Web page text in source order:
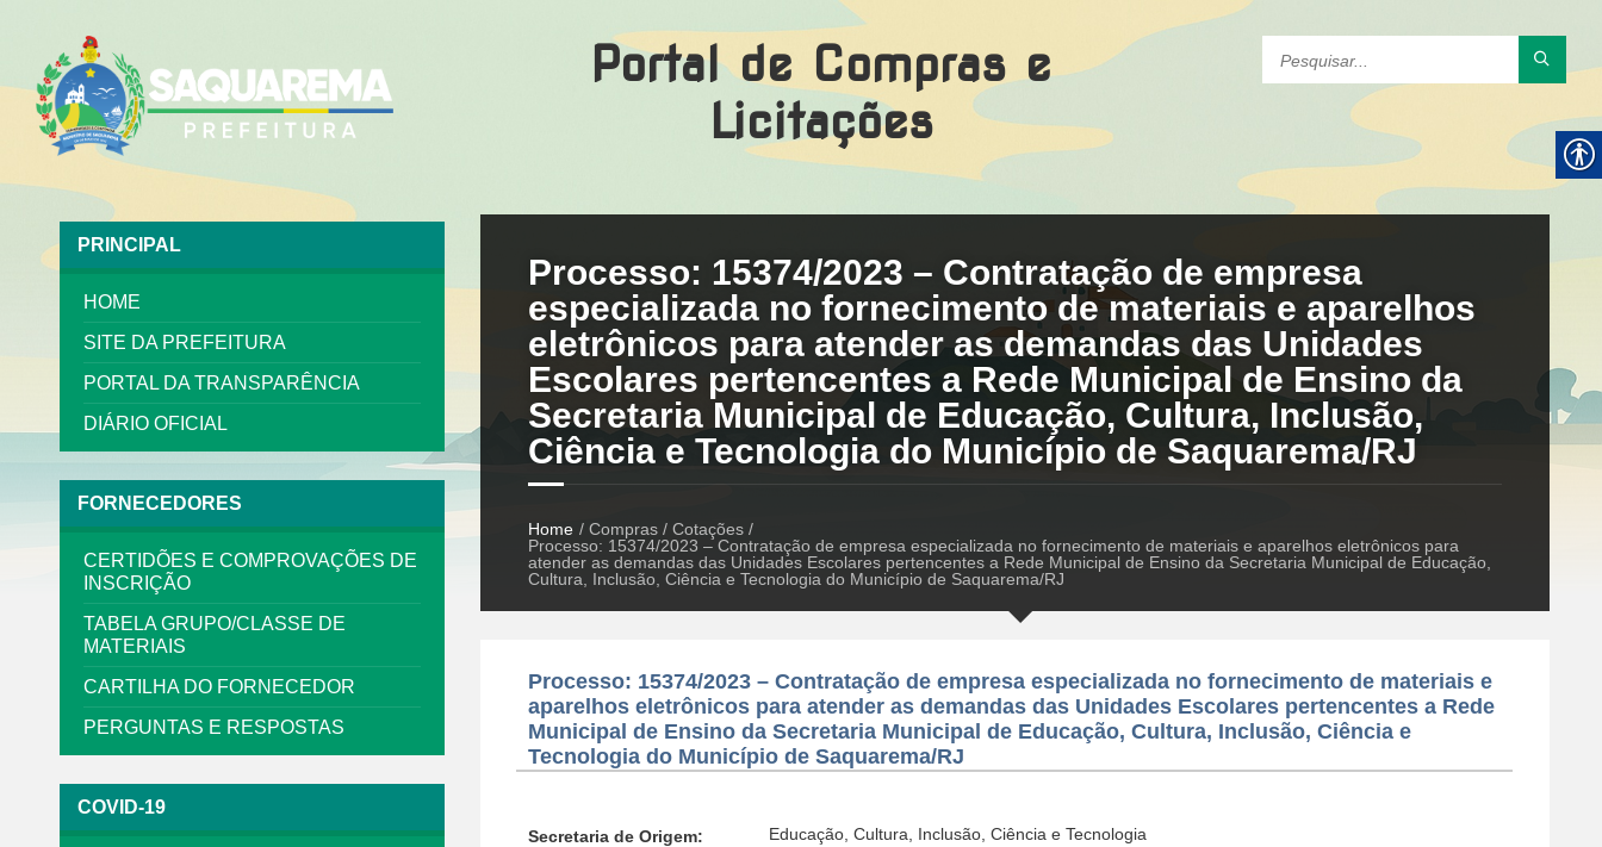
Portal de Compras e
Licitações
PRINCIPAL
HOME
SITE DA PREFEITURA
PORTAL DA TRANSPARÊNCIA
DIÁRIO OFICIAL
FORNECEDORES
CERTIDÕES E COMPROVAÇÕES DE
INSCRIÇÃO
TABELA GRUPO/CLASSE DE
MATERIAIS
CARTILHA DO FORNECEDOR
PERGUNTAS E RESPOSTAS
COVID-19
Processo: 15374/2023 – Contratação de empresa
especializada no fornecimento de materiais e aparelhos
eletrônicos para atender as demandas das Unidades
Escolares pertencentes a Rede Municipal de Ensino da
Secretaria Municipal de Educação, Cultura, Inclusão,
Ciência e Tecnologia do Município de Saquarema/RJ
Home / Compras / Cotações /
Processo: 15374/2023 – Contratação de empresa especializada no fornecimento de materiais e aparelhos eletrônicos para
atender as demandas das Unidades Escolares pertencentes a Rede Municipal de Ensino da Secretaria Municipal de Educação,
Cultura, Inclusão, Ciência e Tecnologia do Município de Saquarema/RJ
Processo: 15374/2023 – Contratação de empresa especializada no fornecimento de materiais e
aparelhos eletrônicos para atender as demandas das Unidades Escolares pertencentes a Rede
Municipal de Ensino da Secretaria Municipal de Educação, Cultura, Inclusão, Ciência e
Tecnologia do Município de Saquarema/RJ
Secretaria de Origem: Educação, Cultura, Inclusão, Ciência e Tecnologia